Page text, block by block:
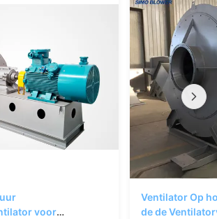
voor
Ventilator Op
de de